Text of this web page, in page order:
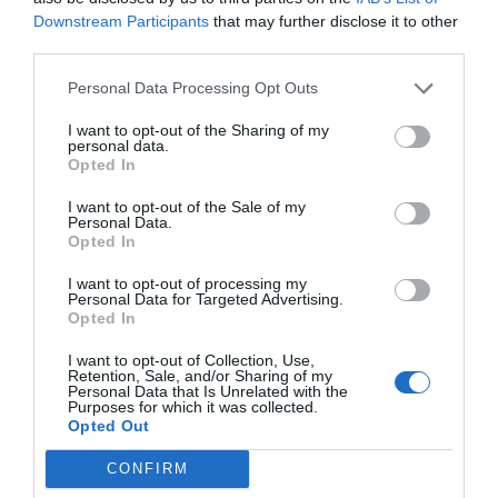
Downstream Participants that may further disclose it to other
Personal Data Processing Opt Outs
I want to opt-out of the Sharing of my
personal data.
Opted In
I want to opt-out of the Sale of my
Personal Data.
Opted In
I want to opt-out of processing my
Personal Data for Targeted Advertising.
Opted In
I want to opt-out of Collection, Use,
Retention, Sale, and/or Sharing of my
Personal Data that Is Unrelated with the
Purposes for which it was collected.
Opted Out
CONFIRM
RELACIONADES
Audax registra un
benefici net ajustat
Audax reelegeix
Francisco José
Audax fixa